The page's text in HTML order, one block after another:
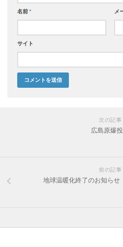
名前* メ
サイト
次の記事
広島原爆
前の記事
地球温暖化終了のお知ら